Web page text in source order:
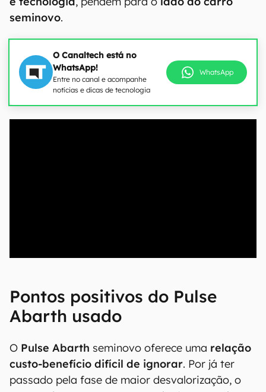
seminovo.
O Canaltech está no
WhatsApp!
Entre no canal e acompanhe
notícias e dicas de tecnologia
WhatsApp
Pontos positivos do Pulse
Abarth usado
O Pulse Abarth seminovo oferece uma relação
custo-benefício difícil de ignorar. Por já ter
passado pela fase de maior desvalorização, o